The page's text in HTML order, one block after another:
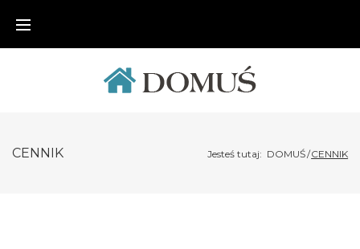
content
CENNIK Jesteś tutaj: DOMUŚ/CENNIK